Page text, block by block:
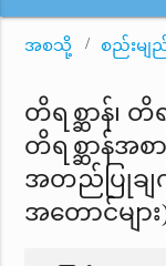
အစသို့ စည်းမျည်
တိရစ္ဆာန်၊
တိရစ္ဆာန်အ
အတည်ပြုချ
အတောင်များ